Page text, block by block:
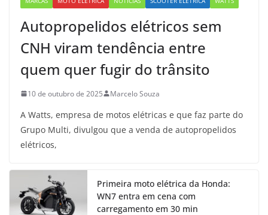
Autopropelidos elétricos sem
CNH viram tendência entre
quem quer fugir do trânsito
10 de outubro de 2025 Marcelo Souza
A Watts, empresa de motos elétricas e que faz parte do
Grupo Multi, divulgou que a venda de autopropelidos
elétricos,
Primeira moto elétrica da Honda:
WN7 entra em cena com
carregamento em 30 min